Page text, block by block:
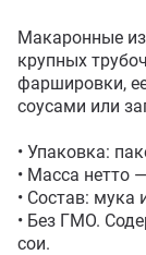
Макаронные
крупных
фаршировки,
соусами или
• Упаковка:
• Масса нетто
• Состав: мука
• Без ГМО.
сои.